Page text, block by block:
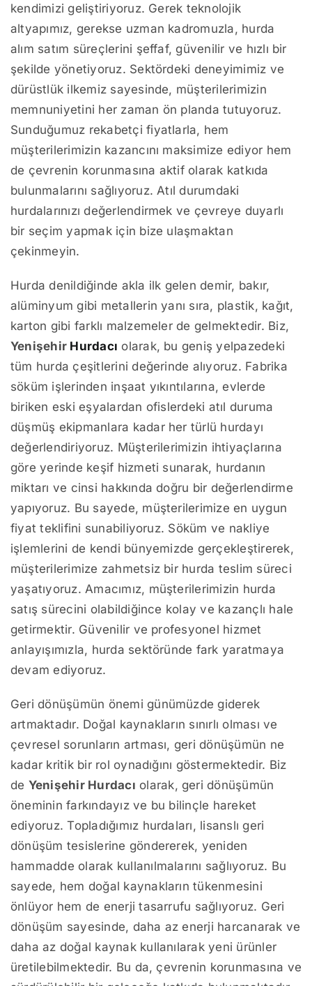
kendimizi geliştiriyoruz. Gerek teknolojik
altyapımız, gerekse uzman kadromuzla, hurda
alım satım süreçlerini şeffaf, güvenilir ve hızlı bir
şekilde yönetiyoruz. Sektördeki deneyimimiz ve
dürüstlük ilkemiz sayesinde, müşterilerimizin
memnuniyetini her zaman ön planda tutuyoruz.
Sunduğumuz rekabetçi fiyatlarla, hem
müşterilerimizin kazancını maksimize ediyor hem
de çevrenin korunmasına aktif olarak katkıda
bulunmalarını sağlıyoruz. Atıl durumdaki
hurdalarınızı değerlendirmek ve çevreye duyarlı
bir seçim yapmak için bize ulaşmaktan
çekinmeyin.
Hurda denildiğinde akla ilk gelen demir, bakır,
alüminyum gibi metallerin yanı sıra, plastik, kağıt,
karton gibi farklı malzemeler de gelmektedir. Biz,
Yenişehir Hurdacı olarak, bu geniş yelpazedeki
tüm hurda çeşitlerini değerinde alıyoruz. Fabrika
söküm işlerinden inşaat yıkıntılarına, evlerde
biriken eski eşyalardan ofislerdeki atıl duruma
düşmüş ekipmanlara kadar her türlü hurdayı
değerlendiriyoruz. Müşterilerimizin ihtiyaçlarına
göre yerinde keşif hizmeti sunarak, hurdanın
miktarı ve cinsi hakkında doğru bir değerlendirme
yapıyoruz. Bu sayede, müşterilerimize en uygun
fiyat teklifini sunabiliyoruz. Söküm ve nakliye
işlemlerini de kendi bünyemizde gerçekleştirerek,
müşterilerimize zahmetsiz bir hurda teslim süreci
yaşatıyoruz. Amacımız, müşterilerimizin hurda
satış sürecini olabildiğince kolay ve kazançlı hale
getirmektir. Güvenilir ve profesyonel hizmet
anlayışımızla, hurda sektöründe fark yaratmaya
devam ediyoruz.
Geri dönüşümün önemi günümüzde giderek
artmaktadır. Doğal kaynakların sınırlı olması ve
çevresel sorunların artması, geri dönüşümün ne
kadar kritik bir rol oynadığını göstermektedir. Biz
de Yenişehir Hurdacı olarak, geri dönüşümün
öneminin farkındayız ve bu bilinçle hareket
ediyoruz. Topladığımız hurdaları, lisanslı geri
dönüşüm tesislerine göndererek, yeniden
hammadde olarak kullanılmalarını sağlıyoruz. Bu
sayede, hem doğal kaynakların tükenmesini
önlüyor hem de enerji tasarrufu sağlıyoruz. Geri
dönüşüm sayesinde, daha az enerji harcanarak ve
daha az doğal kaynak kullanılarak yeni ürünler
üretilebilmektedir. Bu da, çevrenin korunmasına ve